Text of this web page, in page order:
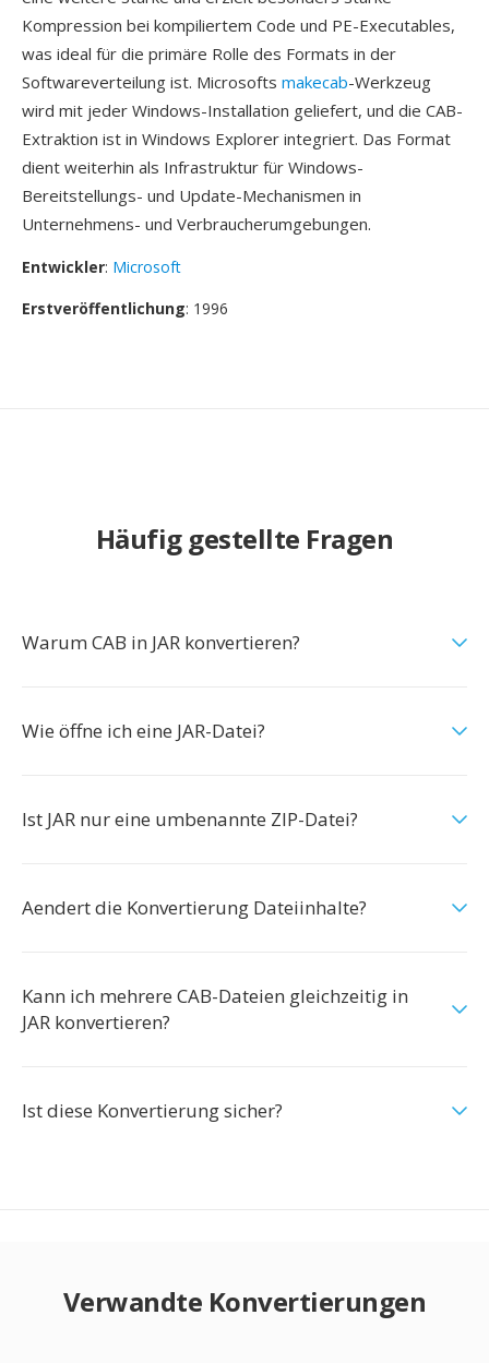
Kompression bei kompiliertem Code und PE-Executables,
was ideal für die primäre Rolle des Formats in der
Softwareverteilung ist. Microsofts makecab-Werkzeug
wird mit jeder Windows-Installation geliefert, und die CAB-
Extraktion ist in Windows Explorer integriert. Das Format
dient weiterhin als Infrastruktur für Windows-
Bereitstellungs- und Update-Mechanismen in
Unternehmens- und Verbraucherumgebungen.
Entwickler: Microsoft
Erstveröffentlichung: 1996
Häufig gestellte Fragen
Warum CAB in JAR konvertieren?
Wie öffne ich eine JAR-Datei?
Ist JAR nur eine umbenannte ZIP-Datei?
Aendert die Konvertierung Dateiinhalte?
Kann ich mehrere CAB-Dateien gleichzeitig in
JAR konvertieren?
Ist diese Konvertierung sicher?
Verwandte Konvertierungen